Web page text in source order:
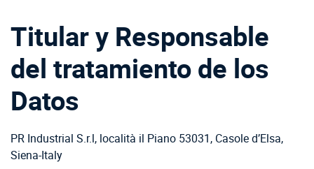
Titular y Responsable
del tratamiento de los
Datos
PR Industrial S.r.l, località il Piano 53031, Casole d’Elsa,
Siena-Italy